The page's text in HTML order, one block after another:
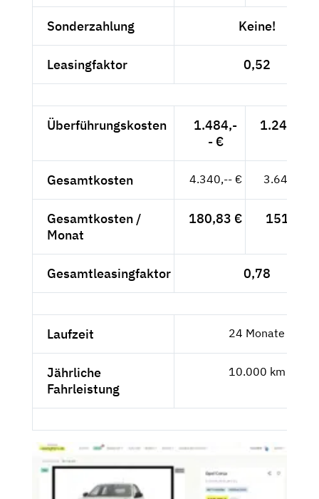
Sonderzahlung Keine!
Leasingfaktor 0,52
Überführungskosten
1.484,-
- €
1.247,06
Gesamtkosten 4.340,-- € 3.647,06
Gesamtkosten /
Monat
180,83 € 151,96 €
Gesamtleasingfaktor 0,78
Laufzeit 24 Monate
Jährliche
Fahrleistung
10.000 km